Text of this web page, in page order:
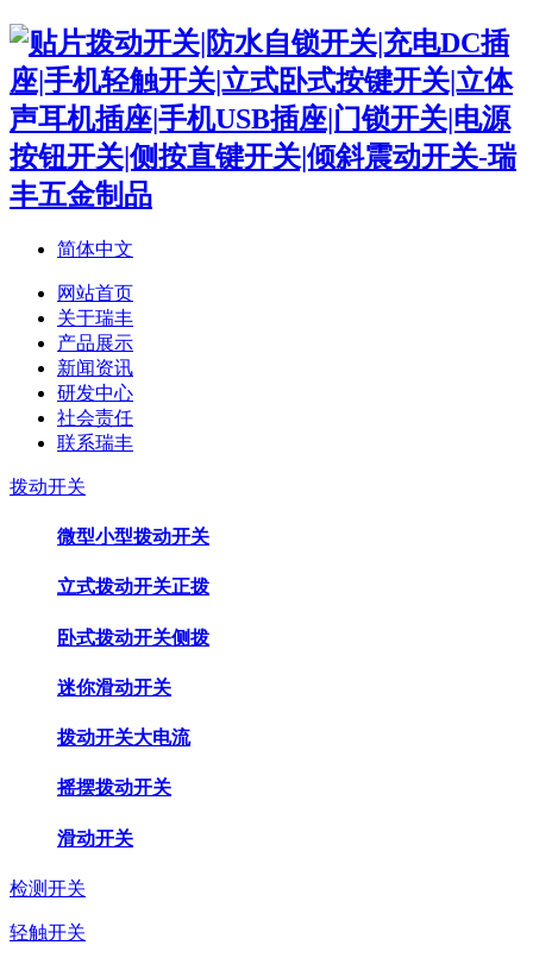
简体中文
网站首页
关于瑞丰
产品展示
新闻资讯
研发中心
社会责任
联系瑞丰
拨动开关
微型小型拨动开关
立式拨动开关正拨
卧式拨动开关侧拨
迷你滑动开关
拨动开关大电流
摇摆拨动开关
滑动开关
检测开关
轻触开关